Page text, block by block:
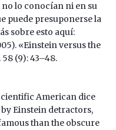
no lo conocían ni en su
puede presuponerse la
sobre esto aquí:
«Einstein versus the
(9): 43–48.
American dice
Einstein detractors,
than the obscure